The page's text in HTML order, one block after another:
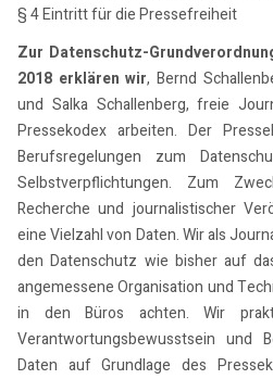
§ 4 Eintritt für die Pressefreiheit
Zur Datenschutz-
2018 erklären wir, Bernd
und Salka Schallenberg, freie
Pressekodex arbeiten. Der
Berufsregelungen zum
Selbstverpflichtungen. Zum
Recherche und journalistischer
eine Vielzahl von Daten. Wir als
den Datenschutz wie bisher auf
angemessene Organisation und
in den Büros achten. Wir
Verantwortungsbewusstsein und
Daten auf Grundlage des